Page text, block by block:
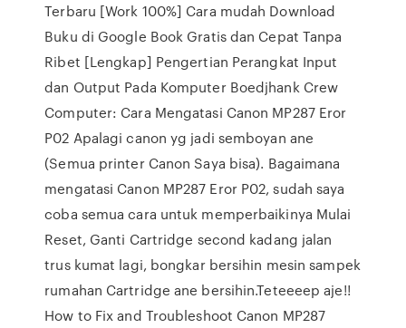
Terbaru [Work 100%] Cara mudah Download
Buku di Google Book Gratis dan Cepat Tanpa
Ribet [Lengkap] Pengertian Perangkat Input
dan Output Pada Komputer Boedjhank Crew
Computer: Cara Mengatasi Canon MP287 Eror
P02 Apalagi canon yg jadi semboyan ane
(Semua printer Canon Saya bisa). Bagaimana
mengatasi Canon MP287 Eror P02, sudah saya
coba semua cara untuk memperbaikinya Mulai
Reset, Ganti Cartridge second kadang jalan
trus kumat lagi, bongkar bersihin mesin sampek
rumahan Cartridge ane bersihin.Teteeeep aje!!
How to Fix and Troubleshoot Canon MP287